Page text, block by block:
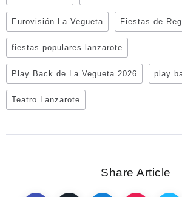
Eurovisión La Vegueta Fiestas de
fiestas populares lanzarote
Play Back de La Vegueta 2026 play
Teatro Lanzarote
Share Article